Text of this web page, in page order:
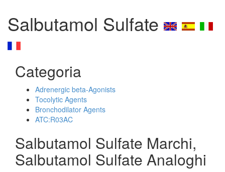
Salbutamol Sulfate
Categoria
Adrenergic beta-Agonists
Tocolytic Agents
Bronchodilator Agents
ATC:R03AC
Salbutamol Sulfate Marchi,
Salbutamol Sulfate Analoghi